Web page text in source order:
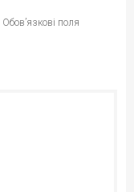
Обов’язкові поля